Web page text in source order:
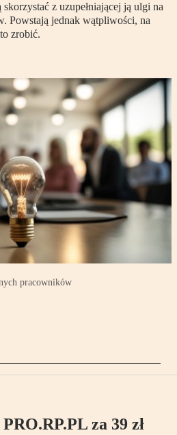
z uzupełniającej ją ulgi na
Powstają jednak wątpliwości, na
zrobić.
pracowników
za 39 zł